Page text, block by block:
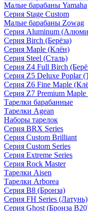
Малые барабаны Yamaha
Серия Stage Custom
Малые барабаны Zowag
Серия Aluminum
Серия Birch (Берёза)
Серия Maple (Клён)
Серия Steel (Сталь)
Серия Z4 Full Birch
Серия Z5 Deluxe Poplar
Серия Z6 Fine Maple
Серия Z7 Premium
Тарелки барабанные
Тарелки Agean
Наборы тарелок
Серия BRX Series
Серия Custom Brilliant
Серия Custom Series
Серия Extreme Series
Серия Rock Master
Тарелки Aisen
Тарелки Arborea
Серия B8 (Бронза)
Серия FH Series (Латунь)
Серия Ghost (Бронза